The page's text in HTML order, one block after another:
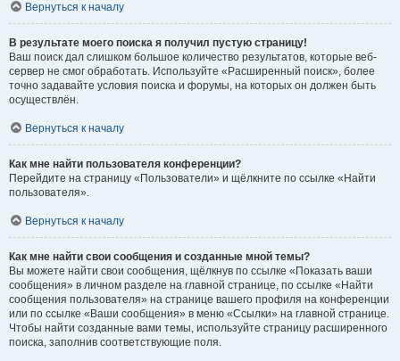
Вернуться к началу
В результате моего поиска я получил пустую страницу!
Ваш поиск дал слишком большое количество результатов, которые веб-
сервер не смог обработать. Используйте «Расширенный поиск», более
точно задавайте условия поиска и форумы, на которых он должен быть
осуществлён.
Вернуться к началу
Как мне найти пользователя конференции?
Перейдите на страницу «Пользователи» и щёлкните по ссылке «Найти
пользователя».
Вернуться к началу
Как мне найти свои сообщения и созданные мной темы?
Вы можете найти свои сообщения, щёлкнув по ссылке «Показать ваши
сообщения» в личном разделе на главной странице, по ссылке «Найти
сообщения пользователя» на странице вашего профиля на конференции
или по ссылке «Ваши сообщения» в меню «Ссылки» на главной странице.
Чтобы найти созданные вами темы, используйте страницу расширенного
поиска, заполнив соответствующие поля.